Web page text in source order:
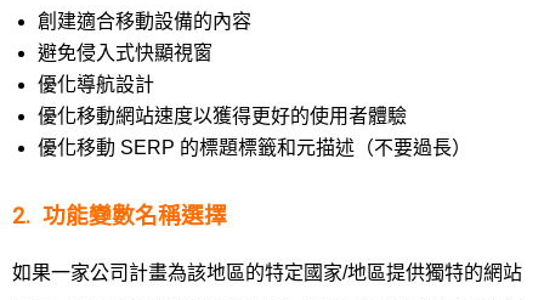
創建適合移動設備的內容
避免侵入式快顯視窗
優化導航設計
優化移動網站速度以獲得更好的使用者體驗
優化移動 SERP 的標題標籤和元描述（不要過長）
2. 功能變數名稱選擇
如果一家公司計畫為該地區的特定國家/地區提供獨特的網站